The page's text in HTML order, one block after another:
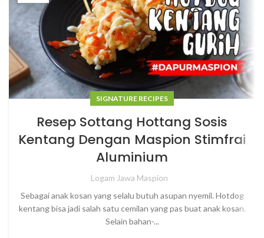
SIGNATURE RECIPES
Resep Sottang Hottang Sosis
Kentang Dengan Maspion Stimfrai
Aluminium
Logam Jawa Maspion
Sebagai anak kosan yang selalu butuh asupan nyemil. Hotdog
kentang bisa jadi salah satu cemilan yang pas buat anak kosan.
Selain bahan-...